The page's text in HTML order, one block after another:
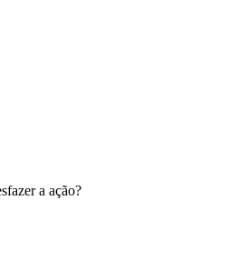
a ação?